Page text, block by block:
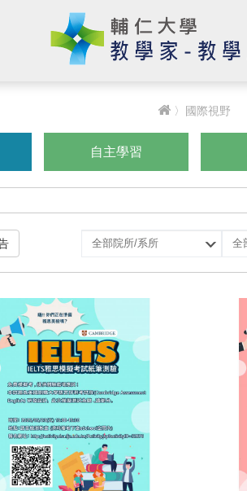
〉國際視野
自主學習
選
院
系
所
選
類